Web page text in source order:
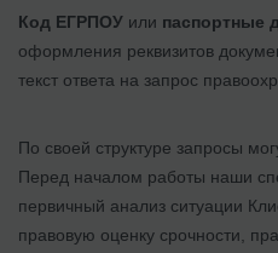
Код ЕГРПОУ или паспортные
оформления реквизитов
текст ответа на запрос
По своей структуре запросы
Перед началом работы наши
первичный анализ ситуации
правовую оценку срочности,